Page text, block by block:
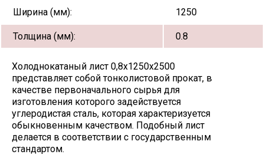
Ширина (мм): 1250
Толщина (мм): 0.8
Холоднокатаный лист 0,8х1250х2500
представляет собой тонколистовой прокат, в
качестве первоначального сырья для
изготовления которого задействуется
углеродистая сталь, которая характеризуется
обыкновенным качеством. Подобный лист
делается в соответствии с государственным
стандартом.